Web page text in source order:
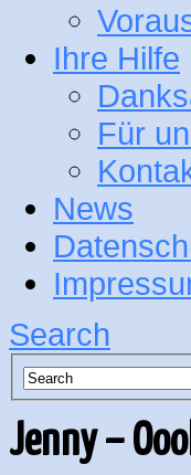
Ihre Hilfe
Für
News
Search
Jenny –